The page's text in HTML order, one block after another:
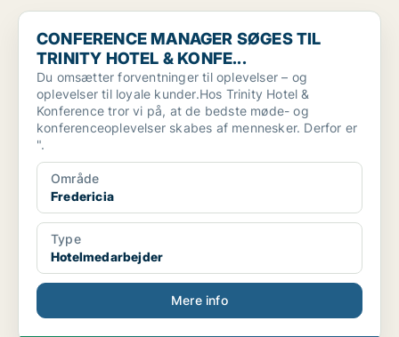
CONFERENCE MANAGER SØGES TIL TRINITY HOTEL &
CONFERENCE MANAGER SØGES TIL
TRINITY HOTEL & KONFE...
Du omsætter forventninger til oplevelser – og
oplevelser til loyale kunder.Hos Trinity Hotel &
Konference tror vi på, at de bedste møde- og
konferenceoplevelser skabes af mennesker. Derfor er
".
Område
Fredericia
Type
Hotelmedarbejder
Mere info